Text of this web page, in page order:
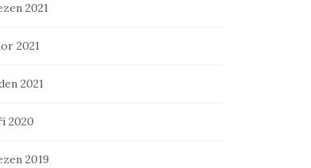
2021
2021
2021
2020
2019